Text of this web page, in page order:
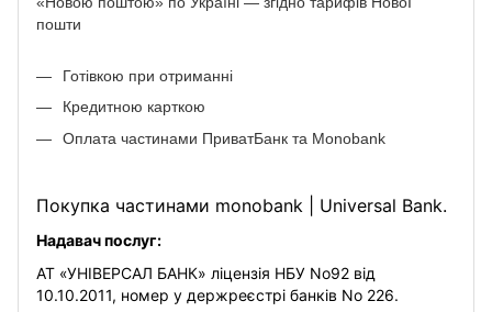
пошти
Готівкою при отриманні
Кредитною карткою
Оплата частинами ПриватБанк та Monobank
Покупка частинами monobank | Universal Bank.
Надавач послуг:
АТ «УНІВЕРСАЛ БАНК» ліцензія НБУ No92 від
10.10.2011, номер у держреєстрі банків No 226.